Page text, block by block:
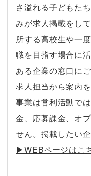
さ溢れる子どもた
みが求人掲載をし
所する高校生や一
職を目指す場合に
ある企業の窓口に
求人担当から案内
事業は営利活動で
金、応募課金、オ
せん。掲載したい
▶︎WEBページはこ